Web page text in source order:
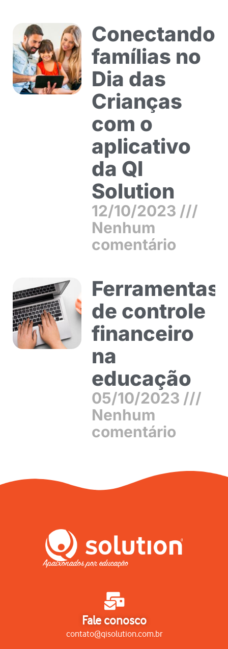
Conectando
famílias no
Dia das
Crianças
com o
aplicativo
da QI
Solution
12/10/2023
Nenhum
comentário
Ferramentas
de controle
financeiro
na
educação
05/10/2023
Nenhum
comentário
Apaixonados por educação
Fale conosco
contato@qisolution.com.br